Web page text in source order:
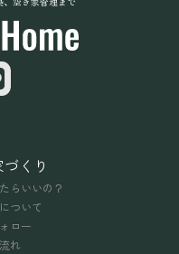
くり
らいいの？
ついて
ロー
れ